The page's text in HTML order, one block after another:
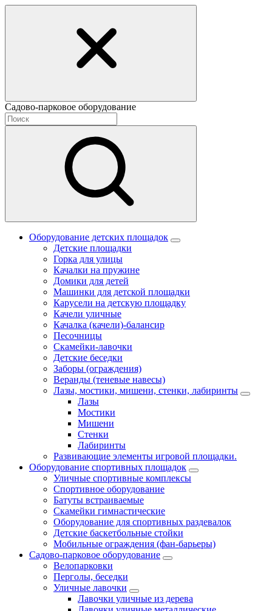
Садово-парковое оборудование
Оборудование детских площадок
Детские площадки
Горка для улицы
Качалки на пружине
Домики для детей
Машинки для детской площадки
Карусели на детскую площадку
Качели уличные
Качалка (качели)-балансир
Песочницы
Скамейки-лавочки
Детские беседки
Заборы (ограждения)
Веранды (теневые навесы)
Лазы, мостики, мишени, стенки, лабиринты
Лазы
Мостики
Мишени
Стенки
Лабиринты
Развивающие элементы игровой площадки.
Оборудование спортивных площадок
Уличные спортивные комплексы
Спортивное оборудование
Батуты встраиваемые
Скамейки гимнастические
Оборудование для спортивных раздевалок
Детские баскетбольные стойки
Мобильные ограждения (фан-барьеры)
Садово-парковое оборудование
Велопарковки
Перголы, беседки
Уличные лавочки
Лавочки уличные из дерева